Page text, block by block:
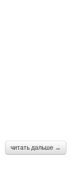
читать дальше →